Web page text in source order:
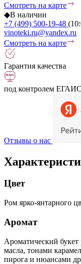
Смотреть на карте
◆В наличии
+7 (499) 500-19-48
vinoteki.ru@yandex.ru
Смотреть на карте
Гарантия качества
под контролем ЕГАИС
Отзывы о нас
Цвет
Ром ярко-янтарного
Аромат
Ароматический
масла, тонами
пирога и нюансами